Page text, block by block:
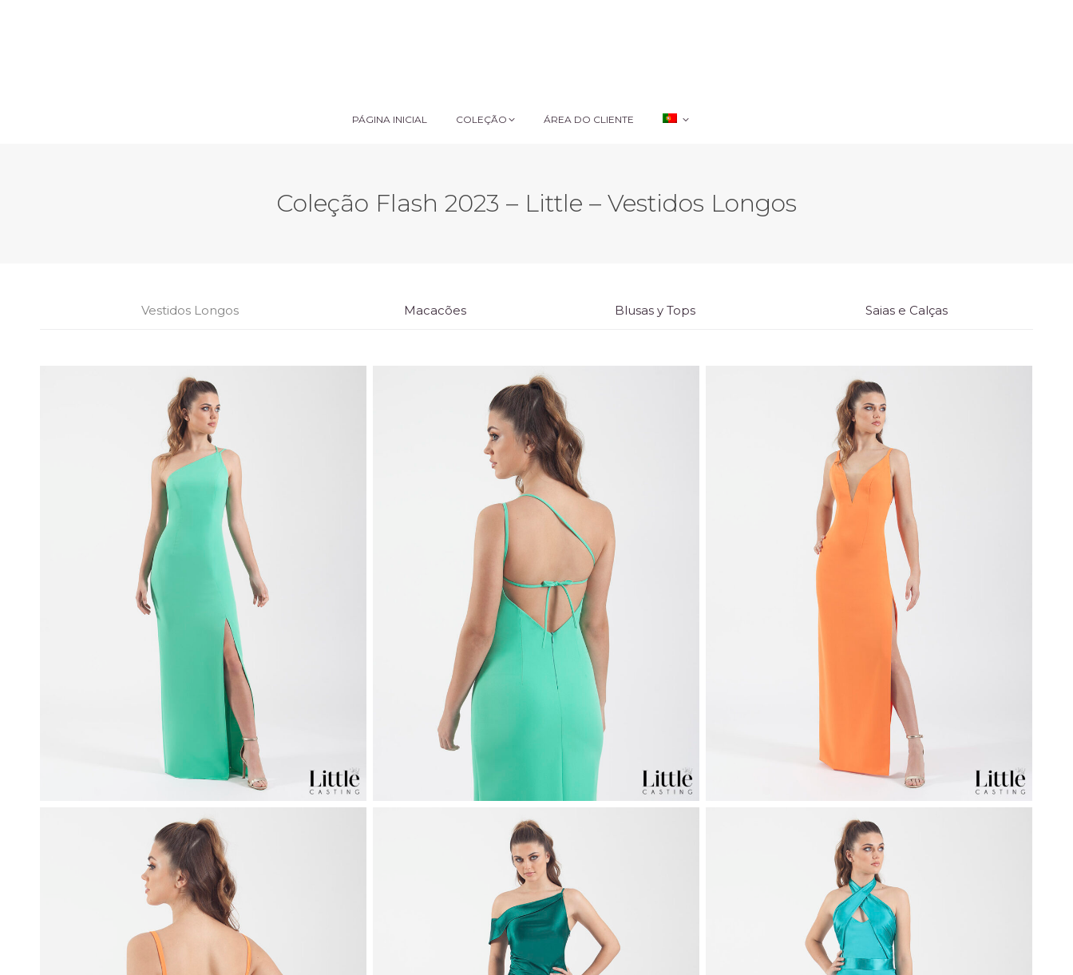
PÁGINA INICIAL COLEÇÃO ÁREA DO CLIENTE
Coleção Flash 2023 – Little – Vestidos Longos
Vestidos Longos Macacões Blusas y Tops Saias e Calças